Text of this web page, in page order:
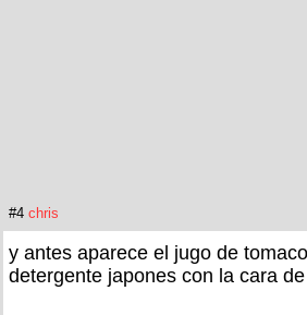
#4 chris
y antes aparece el jugo de
detergente japones con la cara